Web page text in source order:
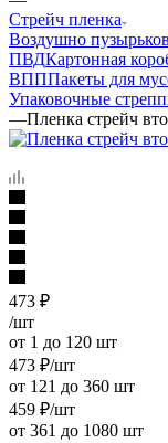
Стрейч пленка
Воздушно
ПВДКартонная
ВПППакеты для
Упаковочные
—Пленка стрейч
473 ₽
/шт
от 1 до 120 шт
473 ₽/шт
от 121 до 360 шт
459 ₽/шт
от 361 до 1080 шт